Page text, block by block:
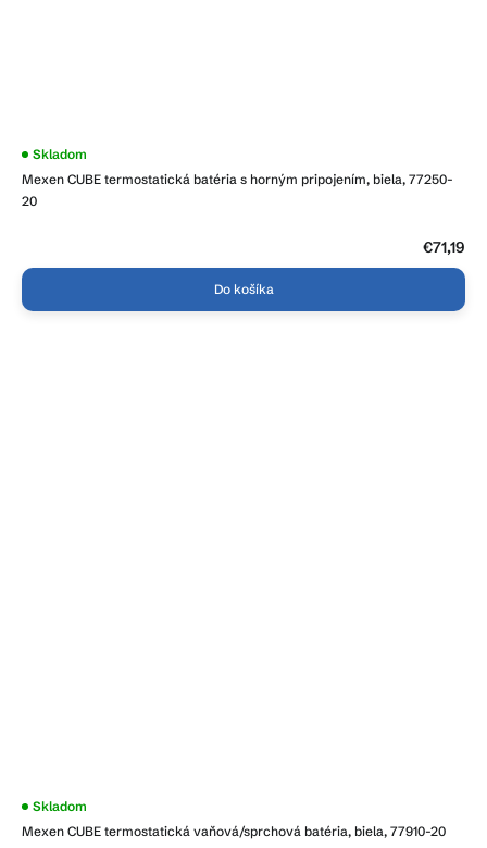
Mexen CUBE termostatická batéria s horným pripojením, biela, 77250-
20
Skladom
€71,19
Do košíka
Mexen CUBE termostatická vaňová/sprchová batéria, biela, 77910-20
Priemerné
produktu
Skladom